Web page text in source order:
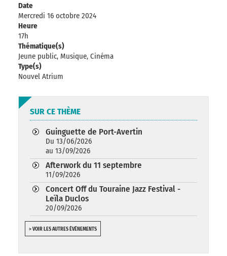
Date
Mercredi 16 octobre 2024
Heure
17h
Thématique(s)
Jeune public, Musique, Cinéma
Type(s)
Nouvel Atrium
SUR CE THÈME
Guinguette de Port-Avertin
Du 13/06/2026
au 13/09/2026
Afterwork du 11 septembre
11/09/2026
Concert Off du Touraine Jazz Festival -
Leïla Duclos
20/09/2026
> VOIR LES AUTRES ÉVÉNEMENTS